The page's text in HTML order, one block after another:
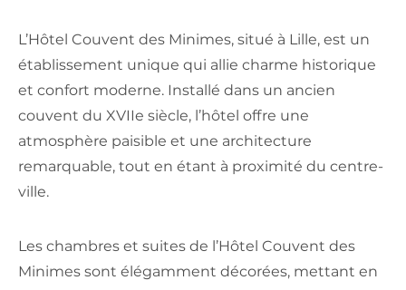
L’Hôtel Couvent des Minimes, situé à Lille, est un
établissement unique qui allie charme historique
et confort moderne. Installé dans un ancien
couvent du XVIIe siècle, l’hôtel offre une
atmosphère paisible et une architecture
remarquable, tout en étant à proximité du centre-
ville.
Les chambres et suites de l’Hôtel Couvent des
Minimes sont élégamment décorées, mettant en